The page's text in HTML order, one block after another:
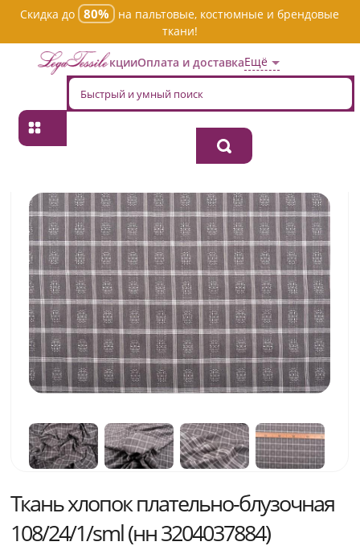
Скидка до 80%
на пальтовые, костюмные и брендовые
ткани!
АкцииОплата и доставкаЕщё
Главная
Ткань хлопок плательно-
Ткань хлопок плательно-блузочная
108/24/1/sml (нн 3204037884)